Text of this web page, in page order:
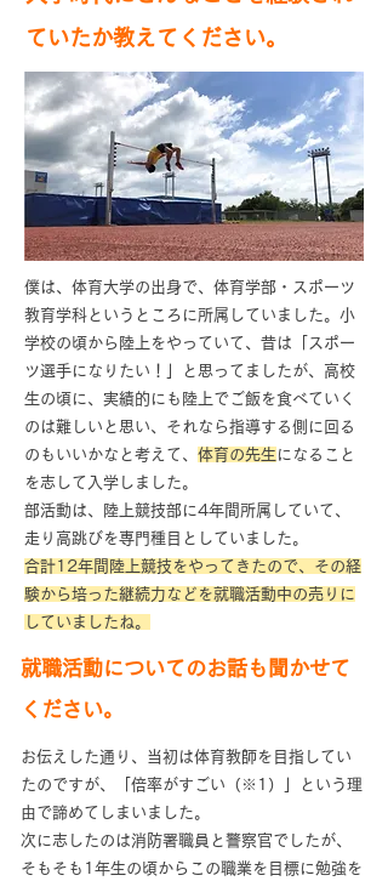
ていたか教えてください。
僕は、体育大学の出身で、体育学部・スポーツ
教育学科というところに所属していました。小
学校の頃から陸上をやっていて、昔は「スポー
ツ選手になりたい！」と思ってましたが、高校
生の頃に、実績的にも陸上でご飯を食べていく
のは難しいと思い、それなら指導する側に回る
のもいいかなと考えて、 体育の先生 になること
を志して入学しました。
部活動は、陸上競技部に4年間所属していて、
走り高跳びを専門種目としていました。
合計12年間陸上競技をやってきたので、その経
験から培った継続力などを就職活動中の売りに
していましたね。
就職活動についてのお話も聞かせて
ください。
お伝えした通り、当初は体育教師を目指してい
たのですが、「倍率がすごい（※1）」という理
由で諦めてしまいました。
次に志したのは消防署職員と警察官でしたが、
そもそも1年生の頃からこの職業を目標に勉強を